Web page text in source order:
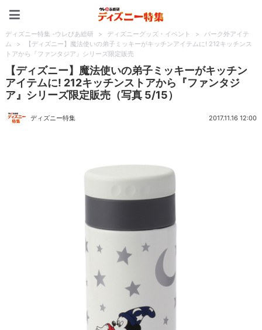
ディズニー特集 -ウレぴあ総研 > ディズニーグッズ・イベント >
パーク外アイテ
ム
>
【ディズニー】魔法使いの弟子ミッキーがキッチンアイテムに! 212キッチンス
トアから『ファンタジア』シリーズ限定販売
【ディズニー】魔法使いの弟子ミッキーがキッチン
アイテムに! 212キッチンストアから『ファンタジ
ア』シリーズ限定販売（写真 5/15）
ディズニー特集 2017.11.16 12:00